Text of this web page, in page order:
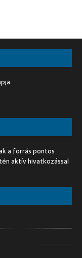
a forrás pontos
aktív hivatkozással